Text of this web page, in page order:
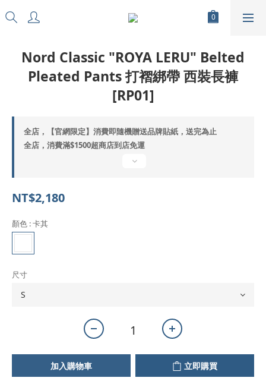
Nord Classic "ROYA LERU" Belted
Pleated Pants 打褶綁帶 西裝長褲
[RP01]
全店，【官網限定】消費即隨機贈送品牌貼紙，送完為止
全店，消費滿$1500超商店到店免運
NT$2,180
顏色 : 卡其
尺寸
加入購物車 立即購買